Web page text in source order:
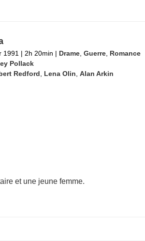
1991 | 2h 20min | Drame, Guerre, Romance
Pollack
Redford, Lena Olin, Alan Arkin
et une jeune femme.